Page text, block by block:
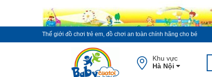
Thế giới đồ chơi trẻ em, đồ chơi an toàn chính hãng cho bé
Khu vực
Hà Nội